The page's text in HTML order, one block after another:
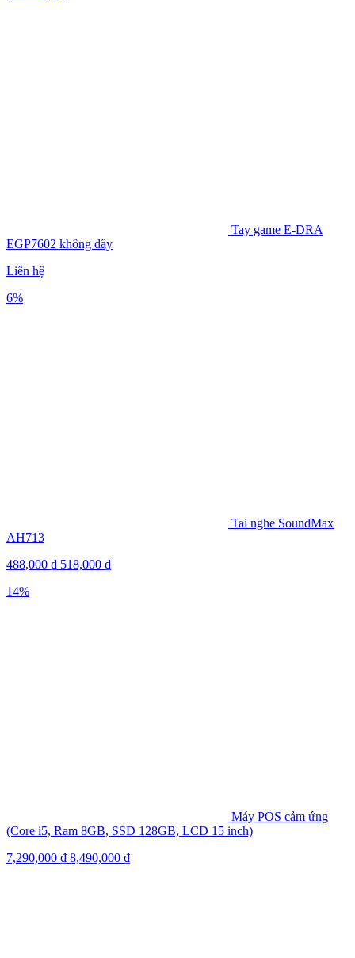
Tay game E-DRA
EGP7602 không dây
Liên hệ
6%
Tai nghe SoundMax
AH713
488,000 ₫ 518,000 ₫
14%
Máy POS cảm ứng
(Core i5, Ram 8GB, SSD 128GB, LCD 15 inch)
7,290,000 ₫ 8,490,000 ₫